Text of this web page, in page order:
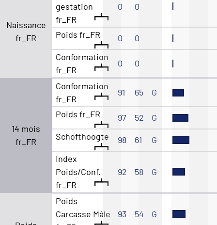
Naissance
fr_FR
gestation
fr_FR
0 0
Poids fr_FR 0
0
Conformation
fr_FR
0 0
14 mois
fr_FR
Conformation
fr_FR
91 65 G
Poids fr_FR 97 52
G
Schofthoogte
98 61
G
Index
Poids/Conf.
fr_FR
92 58 G
Poids
Carcasse Mâle
93 54 G